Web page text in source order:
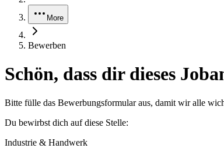
More
Bewerben
Schön, dass dir dieses
Bitte fülle das Bewerbungsformular aus, damit wir alle
Du bewirbst dich auf diese Stelle:
Industrie & Handwerk